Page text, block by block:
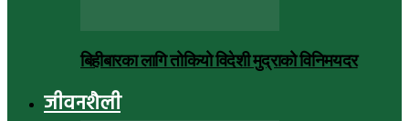
बिहीबारका लागि तोकियो विदेशी मुद्राको विनिमयदर
जीवनशैली